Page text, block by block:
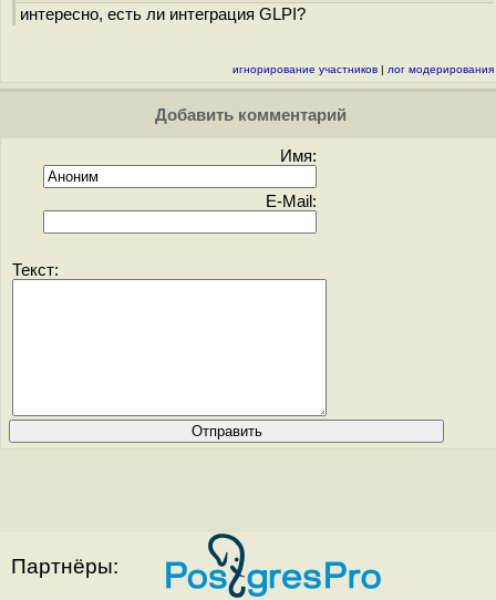
интересно, есть ли интеграция GLPI?
игнорирование участников | лог модерирования
Добавить комментарий
Имя:
E-Mail:
Текст:
Партнёры: